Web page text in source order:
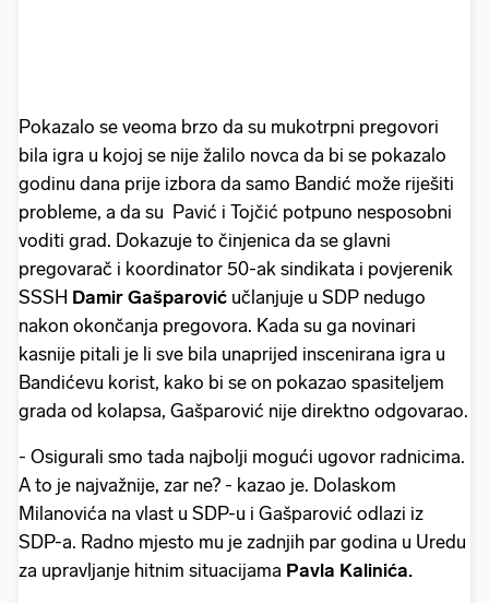
Pokazalo se veoma brzo da su mukotrpni pregovori
bila igra u kojoj se nije žalilo novca da bi se pokazalo
godinu dana prije izbora da samo Bandić može riješiti
probleme, a da su Pavić i Tojčić potpuno nesposobni
voditi grad. Dokazuje to činjenica da se glavni
pregovarač i koordinator 50-ak sindikata i povjerenik
SSSH Damir Gašparović učlanjuje u SDP nedugo
nakon okončanja pregovora. Kada su ga novinari
kasnije pitali je li sve bila unaprijed inscenirana igra u
Bandićevu korist, kako bi se on pokazao spasiteljem
grada od kolapsa, Gašparović nije direktno odgovarao.
- Osigurali smo tada najbolji mogući ugovor radnicima.
A to je najvažnije, zar ne? - kazao je. Dolaskom
Milanovića na vlast u SDP-u i Gašparović odlazi iz
SDP-a. Radno mjesto mu je zadnjih par godina u Uredu
za upravljanje hitnim situacijama Pavla Kalinića.